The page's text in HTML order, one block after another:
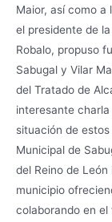
Maior, así como a
el presidente de
Robalo, propuso
Sabugal y Vilar
del Tratado de
interesante charla
situación de
Municipal de
del Reino de
municipio
colaborando en el